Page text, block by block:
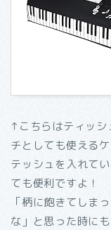
↑こちらはティッ
チとしても使える
テッシュを入れて
ても便利ですよ！
「柄に飽きてしま
な」と思った時に